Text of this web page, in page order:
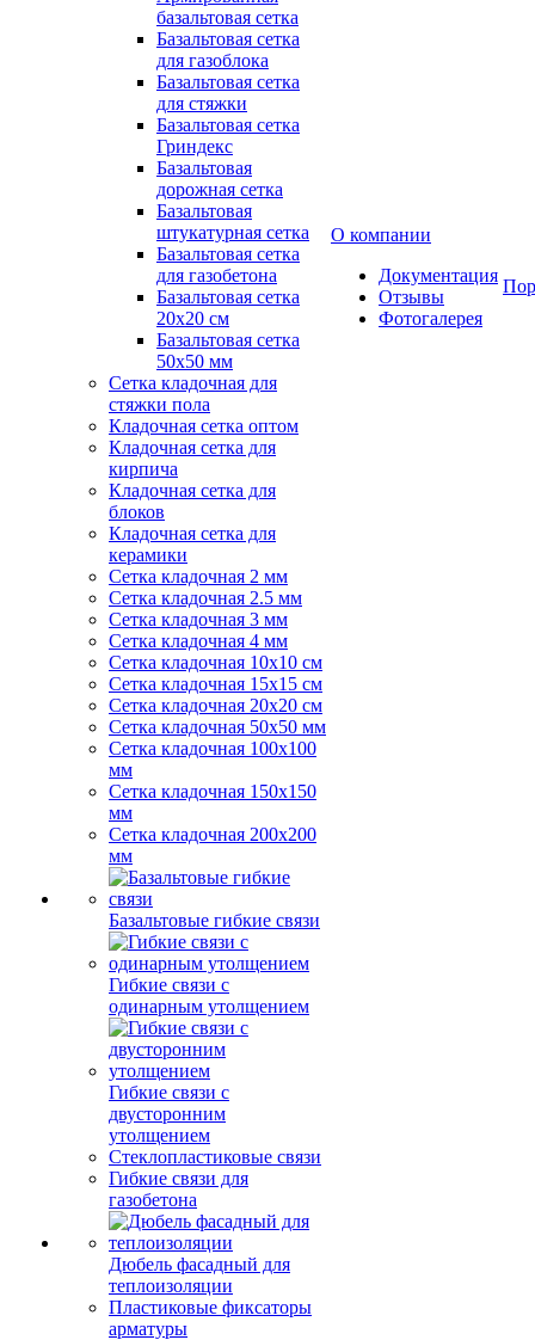
базальтовая сетка
Базальтовая сетка
для газоблока
Базальтовая сетка
для стяжки
Базальтовая сетка
Гриндекс
Базальтовая
дорожная сетка
Базальтовая
штукатурная сетка
Базальтовая сетка
для газобетона
Базальтовая сетка
20x20 см
Базальтовая сетка
50x50 мм
Сетка кладочная для
стяжки пола
Кладочная сетка оптом
Кладочная сетка для
кирпича
Кладочная сетка для
блоков
Кладочная сетка для
керамики
Сетка кладочная 2 мм
Сетка кладочная 2.5 мм
Сетка кладочная 3 мм
Сетка кладочная 4 мм
Сетка кладочная 10x10 см
Сетка кладочная 15x15 см
Сетка кладочная 20x20 см
Сетка кладочная 50x50 мм
Сетка кладочная 100x100
мм
Сетка кладочная 150x150
мм
Сетка кладочная 200x200
мм
Базальтовые гибкие связи
Гибкие связи с
одинарным утолщением
Гибкие связи с
двусторонним
утолщением
Стеклопластиковые связи
Гибкие связи для
газобетона
Дюбель фасадный для
теплоизоляции
Пластиковые фиксаторы
арматуры
О компании
Документация
Отзывы
Фотогалерея